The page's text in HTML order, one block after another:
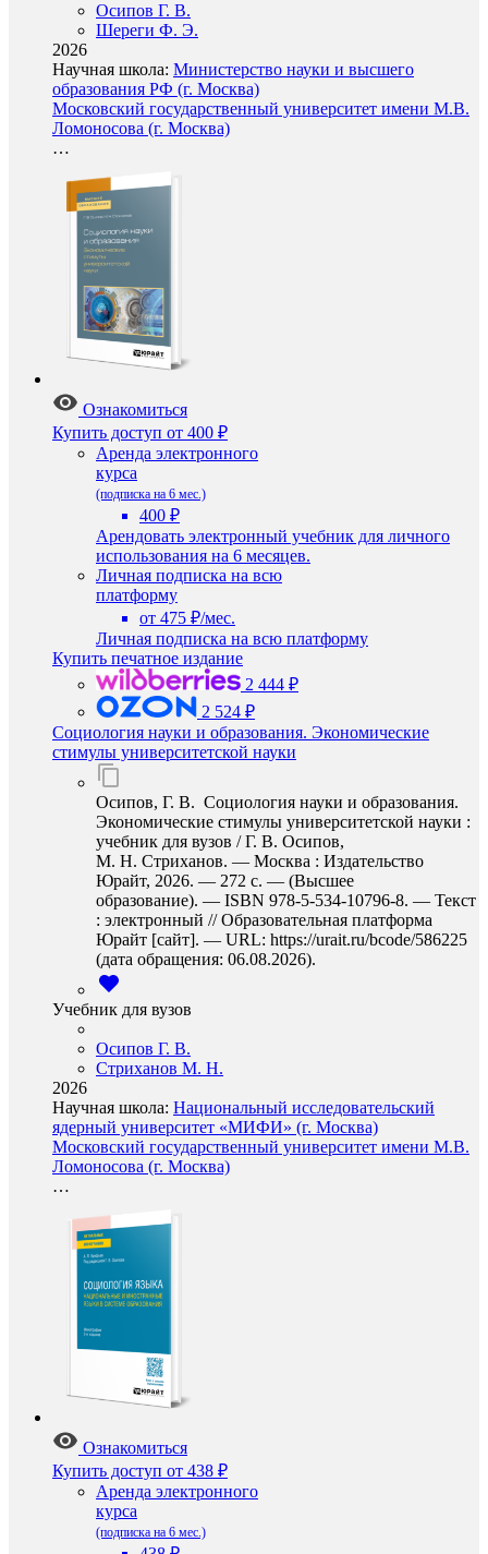
Осипов Г. В.
Шереги Ф. Э.
2026
Научная школа: Министерство науки и высшего
образования РФ (г. Москва)
Московский государственный университет имени М.В.
Ломоносова (г. Москва)
…
Ознакомиться
Купить доступ от 400 ₽
Аренда электронного
курса
(подписка на 6 мес.)
400 ₽
Арендовать электронный учебник для личного
использования на 6 месяцев.
Личная подписка на всю
платформу
от 475 ₽/мес.
Личная подписка на всю платформу
Купить печатное издание
2 444 ₽
2 524 ₽
Социология науки и образования. Экономические
стимулы университетской науки
Осипов, Г. В. Социология науки и образования.
Экономические стимулы университетской науки :
учебник для вузов / Г. В. Осипов,
М. Н. Стриханов. — Москва : Издательство
Юрайт, 2026. — 272 с. — (Высшее
образование). — ISBN 978-5-534-10796-8. — Текст
: электронный // Образовательная платформа
Юрайт [сайт]. — URL: https://urait.ru/bcode/586225
(дата обращения: 06.08.2026).
Учебник для вузов
Осипов Г. В.
Стриханов М. Н.
2026
Научная школа: Национальный исследовательский
ядерный университет «МИФИ» (г. Москва)
Московский государственный университет имени М.В.
Ломоносова (г. Москва)
…
Ознакомиться
Купить доступ от 438 ₽
Аренда электронного
курса
(подписка на 6 мес.)